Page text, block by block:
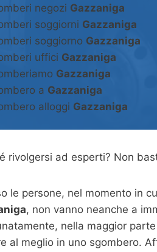
negozi Gazzaniga
soggiorni Gazzaniga
soggiorno Gazzaniga
uffici Gazzaniga
Gazzaniga
a Gazzaniga
alloggi Gazzaniga
rivolgersi ad esperti? Non
le persone, nel momento in
, non vanno neanche a
nella maggior
al meglio in uno sgombero.